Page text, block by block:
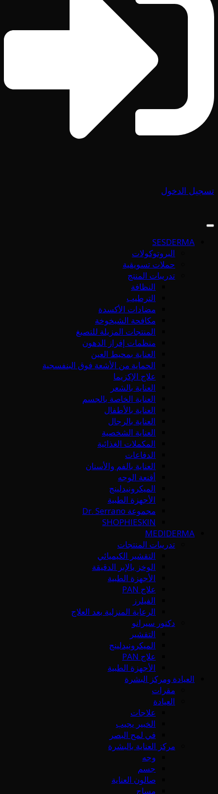
تسجيل الدخول
SESDERMA
البروتوكولات
حملات تسويقية
تدريبات المنتج
النظافة
الترطيب
مضادات الأكسدة
مكافحة الشيخوخة
المنتجات المزيلة للتصبغ
منظمات إفراز الدهون
العناية بمحيط العين
الحماية من الأشعة فوق البنفسجية
علاج الإكزيما
العناية بالشعر
العناية الخاصة بالجسم
العناية بالأطفال
العناية بالرجال
العناية الشخصية
المكملات الغذائية
الدفاعات
العناية بالفم والأسنان
أقنعة الوجه
الميكرونيدلينج
الأجهزة الطبية
مجموعة Dr. Serrano
SHOPHIESKIN
MEDIDERMA
تدريبات المنتجات
التقشير الكيميائي
الوخز بالإبر الدقيقة
الأجهزة الطبية
علاج PAN
الفيلرز
الرعاية المنزلية بعد العلاج
دكتور سيرانو
التقشير
الميكرونيدلينج
علاج PAN
الأجهزة الطبية
العيادة ومركز البشرة
مقرات
العيادة
علاجات
الخبير يجيب
في لمح البصر
مركز العناية بالبشرة
وجه
جسم
صالون العناية
مساج